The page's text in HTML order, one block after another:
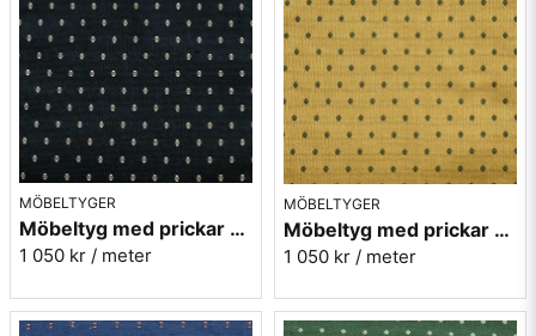
MÖBELTYGER
Möbeltyg med prickar - Plus nr.99 svart
1 050 kr / meter
MÖBELTYGER
Möbeltyg med prickar - Plus nr.12 gul
1 050 kr / meter